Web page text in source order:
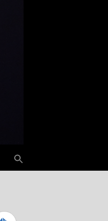
FOR:
Search Button